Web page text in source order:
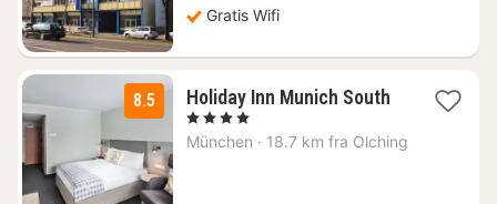
Gratis Wifi
8.5 Holiday Inn Munich South1
fra
871
, 4 Stjerner
München · 18.7 km fra Olching